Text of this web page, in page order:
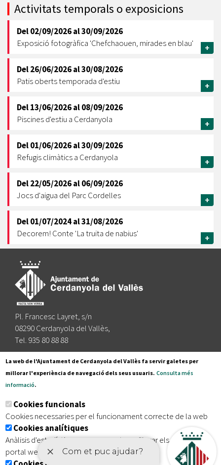
Activitats temporals o exposicions
Del02/09/2026al30/09/2026
Exposició fotogràfica 'Chefchaouen, mirades en blau'
+
Del26/06/2026al30/08/2026
Patis oberts temporada d'estiu
+
Del13/06/2026al08/09/2026
Piscines d'estiu a Cerdanyola
+
Del01/06/2026al30/09/2026
Refugis climàtics a Cerdanyola
+
Del22/05/2026al06/09/2026
Jocs d'aigua del Parc Cordelles
+
Del01/07/2024al31/08/2026
Decorem! Conte 'La truita de nabius'
+
Pl. Francesc Layret, s/n
08290 Cerdanyola del Vallès,
Tel. 935 80 88 88
Segueix-nos a:
Subscriu-te al nostre butlletí
Inici | Avís legal | Protecció de dades Mapa del lloc
| Accessibilitat
La web de l'Ajuntament de Cerdanyola del Vallès fa servir galetes per
millorar l'experiència de navegació dels seus usuaris. Consulta més
informació.
Cookies funcionals
Cookies necessaries per el funcionament correcte de la web
Cookies analítiques
Anàlisis d'estadístiques que permeten millorar els serveis del
portal web